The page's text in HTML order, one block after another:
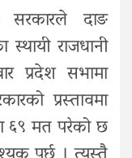
सरकारले दाङ
राजधानी
प्रदेश सभामा
प्रस्तावमा
६९ मत परेको छ